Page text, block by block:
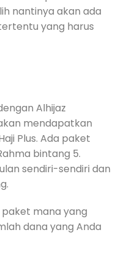
nantinya akan ada
yang harus
Alhijaz
mendapatkan
Plus. Ada paket
bintang 5.
sendiri-sendiri dan
paket mana yang
dana yang Anda